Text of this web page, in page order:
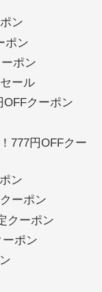
ン
ポン
ポン
ール
クーポン
777円OFFクー
ン
ーポン
クーポン
ポン